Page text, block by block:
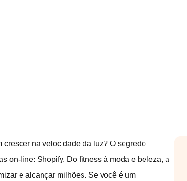
na velocidade da luz? O segredo
on-line: Shopify. Do fitness à moda e beleza, a
e alcançar milhões. Se você é um